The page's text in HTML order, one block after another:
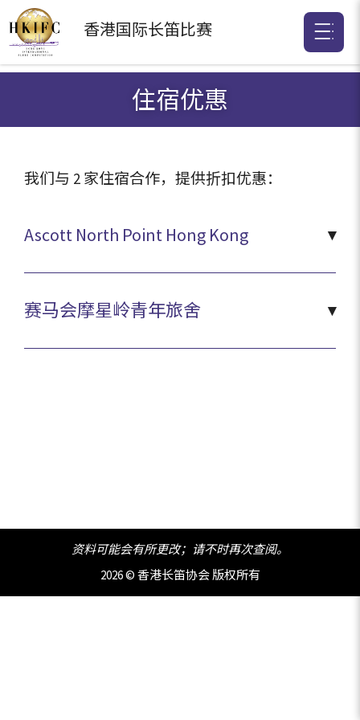
香港国际长笛比赛
住宿优惠
我们与 2 家住宿合作，提供折扣优惠：
Ascott North Point Hong Kong
赛马会摩星岭青年旅舍
资料可能会有所更改；请不时再次查阅。
2026 © 香港长笛协会 版权所有